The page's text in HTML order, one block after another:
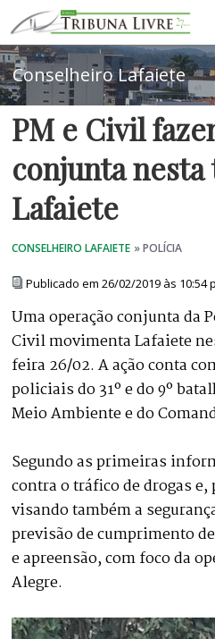
PM e Civil
conjunta
Lafaiete
Publicado em 26/02/2019 às 10:54
Uma operação conjunta da
Civil movimenta Lafaiete
feira 26/02. A ação conta
policiais do 31º e do 9º
Meio Ambiente e do
Segundo as primeiras
contra o tráfico de drogas
visando também a
previsão de cumprimento
e apreensão, com foco da
Alegre.